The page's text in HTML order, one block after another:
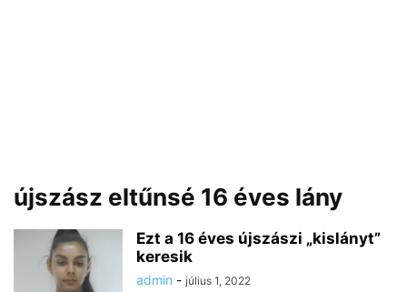
újszász eltűnsé 16 éves lány
Ezt a 16 éves újszászi „kislányt”
keresik
admin - július 1, 2022